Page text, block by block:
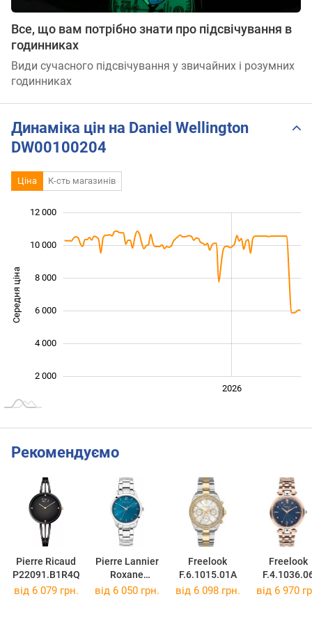
Все, що вам потрібно знати про підсвічування в
годинниках
Види сучасного підсвічування у звичайних і розумних
годинниках
Динаміка цін на Daniel Wellington
DW00100204
Ціна К-сть магазинів
Середня ціна
2 000
4 000
6 000
8 000
10 000
12 000
2026
Рекомендуємо
Pierre Ricaud
P22091.B1R4Q
Pierre Lannier
Roxane
066M661
Freelook
F.6.1015.01A
Freelook
від 6 079 грн. від 6 050 грн. від 6 098 грн. від 6 970